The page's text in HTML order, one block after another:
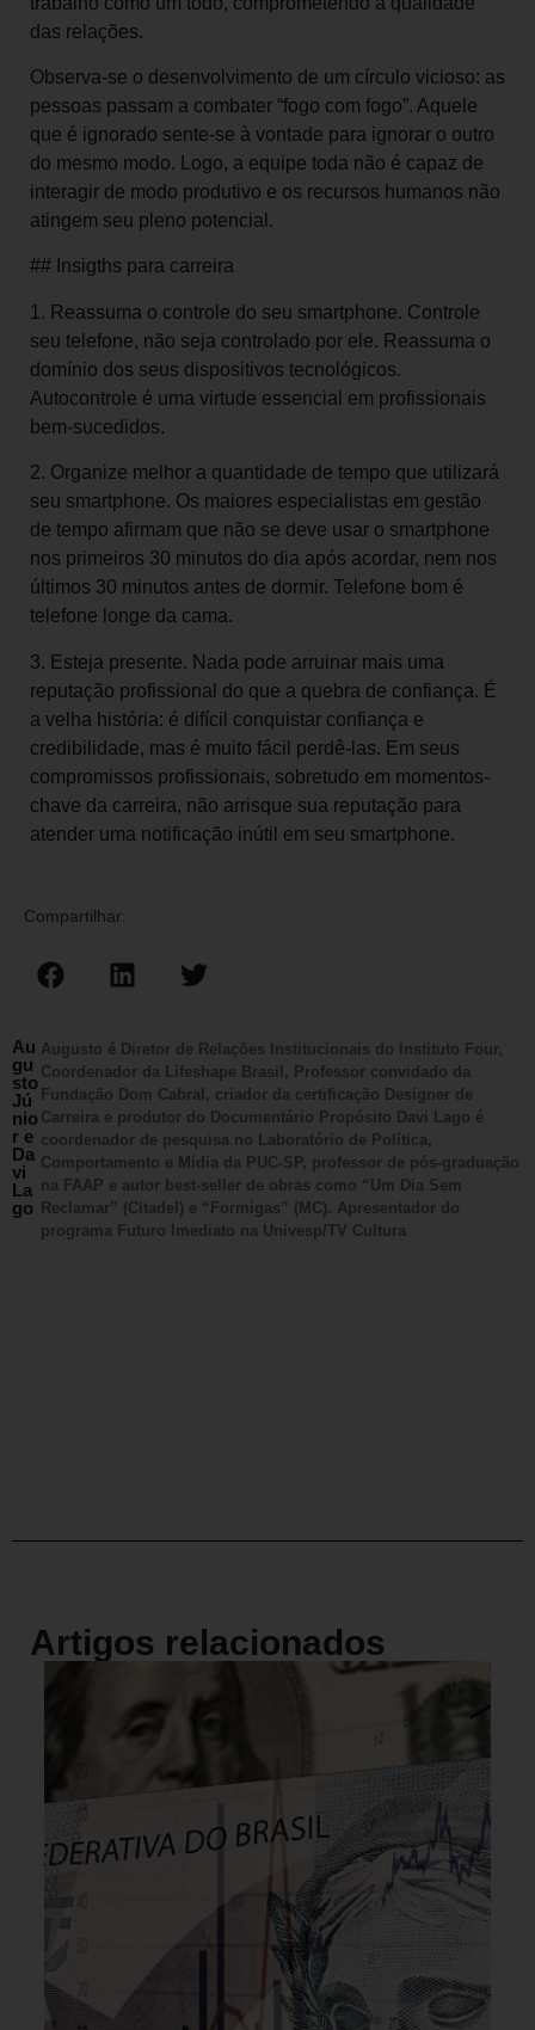
das relações.
Observa-se o desenvolvimento de um círculo vicioso: as
pessoas passam a combater “fogo com fogo”. Aquele
que é ignorado sente-se à vontade para ignorar o outro
do mesmo modo. Logo, a equipe toda não é capaz de
interagir de modo produtivo e os recursos humanos não
atingem seu pleno potencial.
## Insigths para carreira
1. Reassuma o controle do seu smartphone. Controle
seu telefone, não seja controlado por ele. Reassuma o
domínio dos seus dispositivos tecnológicos.
Autocontrole é uma virtude essencial em profissionais
bem-sucedidos.
2. Organize melhor a quantidade de tempo que utilizará
seu smartphone. Os maiores especialistas em gestão
de tempo afirmam que não se deve usar o smartphone
nos primeiros 30 minutos do dia após acordar, nem nos
últimos 30 minutos antes de dormir. Telefone bom é
telefone longe da cama.
3. Esteja presente. Nada pode arruinar mais uma
reputação profissional do que a quebra de confiança. É
a velha história: é difícil conquistar confiança e
credibilidade, mas é muito fácil perdê-las. Em seus
compromissos profissionais, sobretudo em momentos-
chave da carreira, não arrisque sua reputação para
atender uma notificação inútil em seu smartphone.
Compartilhar:
Au
gu
sto
Jú
nio
r e
Da
vi
La
go
Augusto é Diretor de Relações Institucionais do Instituto Four,
Coordenador da Lifeshape Brasil, Professor convidado da
Fundação Dom Cabral, criador da certificação Designer de
Carreira e produtor do Documentário Propósito Davi Lago é
coordenador de pesquisa no Laboratório de Política,
Comportamento e Mídia da PUC-SP, professor de pós-graduação
na FAAP e autor best-seller de obras como “Um Dia Sem
Reclamar” (Citadel) e “Formigas” (MC). Apresentador do
programa Futuro Imediato na Univesp/TV Cultura
Artigos relacionados